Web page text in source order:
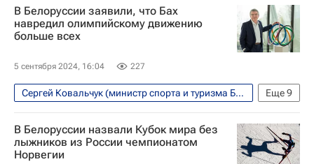
Белоруссия
Олимпийские игры
Спорт
В Белоруссии заявили, что Бах
навредил олимпийскому движению
больше всех
5 сентября 2024, 16:04 227
Еще9
Сергей Ковальчук (министр спорта и туризма Белоруссии)
Себастьян Коу
Томас Бах
Белоруссия
Спорт
Олимпийские игры
Россия
Международный олимпийский комитет (МОК)
В Белоруссии назвали Кубок мира без
лыжников из России чемпионатом
Норвегии